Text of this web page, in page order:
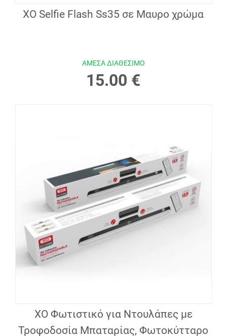
XO Selfie Flash Ss35 σε Μαυρο χρώμα
ΑΜΕΣΑ ΔΙΑΘΕΣΙΜΟ
15.00 €
XO Φωτιστικό για Ντουλάπες με
Τροφοδοσία Μπαταρίας, Φωτοκύτταρο